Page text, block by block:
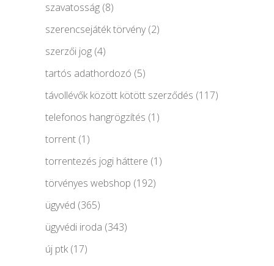
szavatosság (8)
szerencsejáték törvény(2)
szerzői jog (4)
tartós adathordozó (5)
távollévők között kötött szerződés (117)
telefonos hangrögzítés (1)
torrent (1)
torrentezés jogi háttere (1)
törvényes webshop (192)
ügyvéd (365)
ügyvédi iroda (343)
új ptk(17)